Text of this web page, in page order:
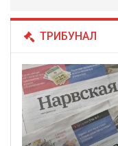
ТРИБУНАЛ